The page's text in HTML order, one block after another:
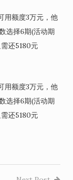
用额度3万元，他
选择6期(活动期
还5180元
用额度3万元，他
选择6期(活动期
还5180元